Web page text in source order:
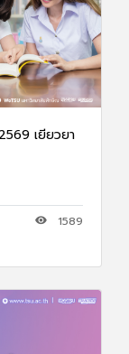
เยียวยา
1589